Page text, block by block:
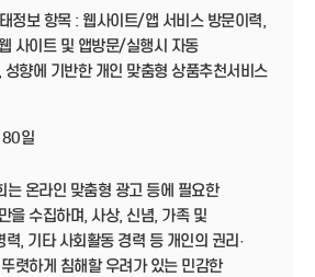
정보 항목 : 웹사이트/앱 서비스 방문이력,
사이트 및 앱방문/실행시 자동
향에 기반한 개인 맞춤형 상품추천서비스
일
는 온라인 맞춤형 광고 등에 필요한
을 수집하며, 사상, 신념, 가족 및
력, 기타 사회활동 경력 등 개인의 권리·
렷하게 침해할 우려가 있는 민감한